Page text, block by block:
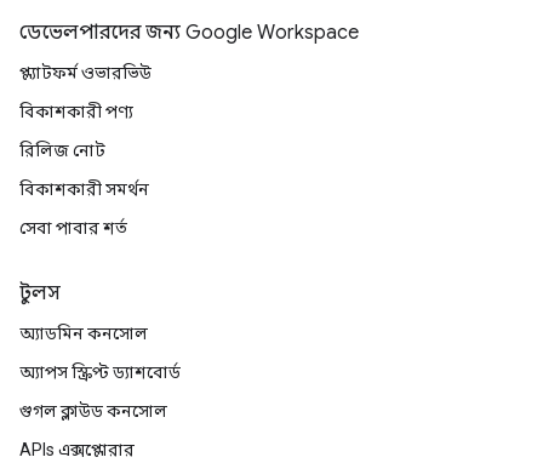
ডেভেলপারদের জন্য Google Workspace
প্ল্যাটফর্ম ওভারভিউ
বিকাশকারী পণ্য
রিলিজ নোট
বিকাশকারী সমর্থন
সেবা পাবার শর্ত
টুলস
অ্যাডমিন কনসোল
অ্যাপস স্ক্রিপ্ট ড্যাশবোর্ড
গুগল ক্লাউড কনসোল
APIs এক্সপ্লোরার